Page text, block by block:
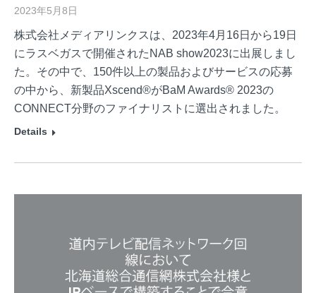
2023年5月8日
株式会社メディアリンクスは、2023年4月16日から19日
にラスベガスで開催されたNAB show2023に出展しまし
た。その中で、150件以上の製品およびサービスの応募
の中から、新製品Xscend®がBaM Awards® 2023の
CONNECT分野のファイナリストに選出されました。
Details